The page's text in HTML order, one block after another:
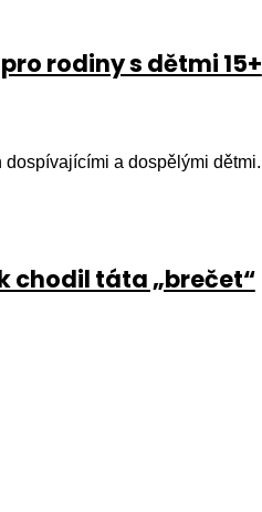
rodiny s dětmi 15+
a dospělými dětmi.
chodil táta „brečet“